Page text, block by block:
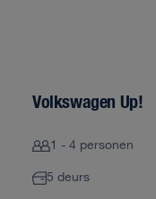
Volkswagen Up!
1 - 4 personen
5 deurs